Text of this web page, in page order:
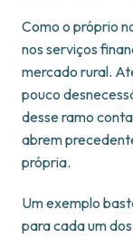
Como o próprio
nos serviços
mercado rural.
pouco
desse ramo
abrem
própria.
Um exemplo
para cada um